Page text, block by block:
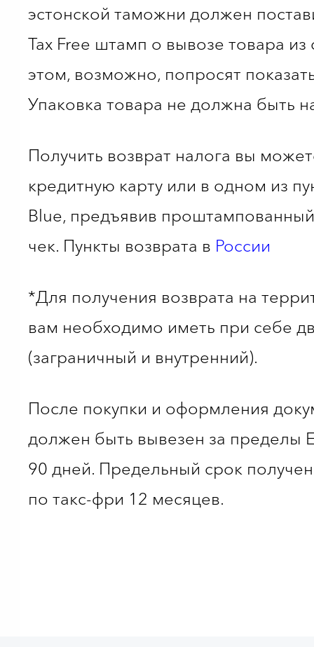
эстонской таможни должен
Tax Free штамп о вывозе товара
этом, возможно, попросят
Упаковка товара не должна быть
Получить возврат налога вы
кредитную карту или в одном из
Blue, предъявив
чек. Пункты возврата в России
*Для получения возврата на
вам необходимо иметь при себе
(заграничный и внутренний).
После покупки и оформления
должен быть вывезен за пределы
90 дней. Предельный срок
по такс-фри 12 месяцев.